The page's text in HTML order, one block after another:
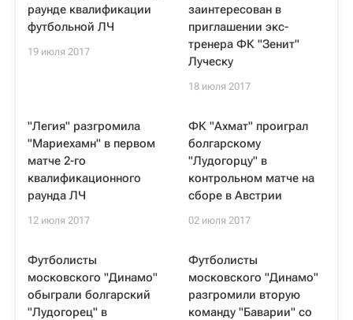
раунде квалификации
футбольной ЛЧ
19 июля 2017
заинтересован в
приглашении экс-
тренера ФК "Зенит"
Луческу
18 июля 2017
"Легия" разгромила
"Мариехамн" в первом
матче 2-го
квалификационного
раунда ЛЧ
12 июля 2017
ФК "Ахмат" проиграл
болгарскому
"Лудогорцу" в
контрольном матче на
сборе в Австрии
02 июля 2017
Футболисты
московского "Динамо"
обыграли болгарский
"Лудогорец" в
Футболисты
московского "Динамо"
разгромили вторую
команду "Баварии" со